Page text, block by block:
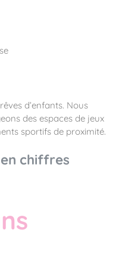
de jeux &
Rêves de clown
d’enfants. Nous
des espaces de jeux
sportifs de proximité.
chiffres